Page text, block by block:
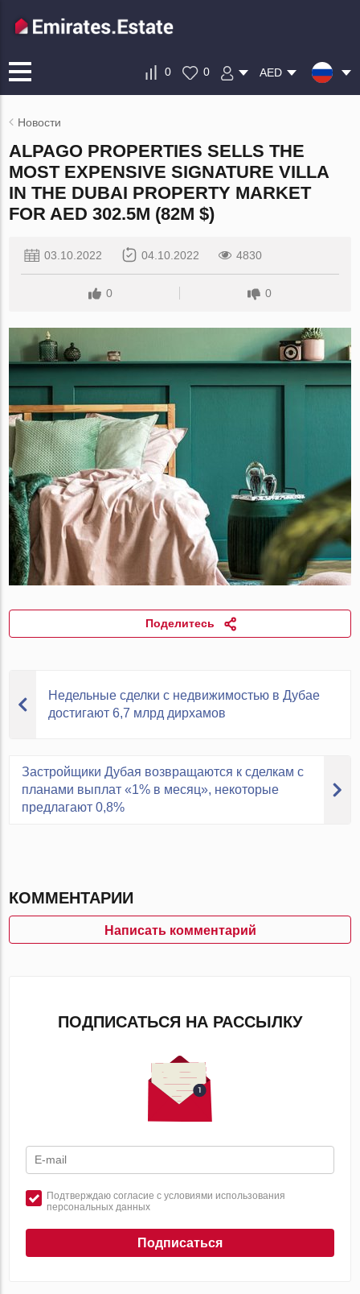
0 0 AED
Новости
ALPAGO PROPERTIES SELLS THE
MOST EXPENSIVE SIGNATURE VILLA
IN THE DUBAI PROPERTY MARKET
FOR AED 302.5M (82M $)
03.10.2022 04.10.2022 4830
0 0
Поделитесь
Недельные сделки с недвижимостью в Дубае
достигают 6,7 млрд дирхамов
Застройщики Дубая возвращаются к сделкам с
планами выплат «1% в месяц», некоторые
предлагают 0,8%
КОММЕНТАРИИ
Написать комментарий
ПОДПИСАТЬСЯ НА РАССЫЛКУ
Подтверждаю согласие с условиями использования
персональных данных
Подписаться